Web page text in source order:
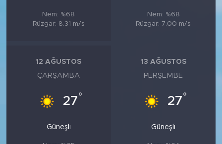
Nem: %68
Rüzgar: 8.31 m/s
Nem: %68
Rüzgar: 7.00 m/s
12 AĞUSTOS
ÇARŞAMBA
27°
Güneşli
13 AĞUSTOS
PERŞEMBE
27°
Güneşli